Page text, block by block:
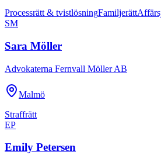
Processrätt & tvistlösningFamiljerätt
SM
Sara Möller
Advokaterna Fernvall Möller AB
Malmö
Straffrätt
EP
Emily Petersen